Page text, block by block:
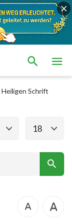
Schrift
Testament
18